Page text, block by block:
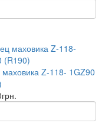
Z-118- 1GZ90